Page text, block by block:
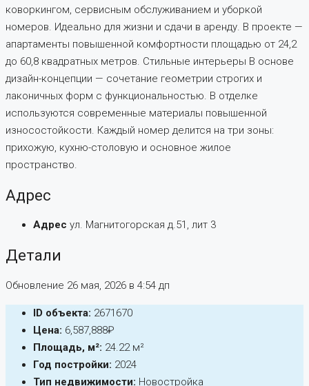
коворкингом, сервисным обслуживанием и уборкой
номеров. Идеально для жизни и сдачи в аренду. В проекте —
апартаменты повышенной комфортности площадью от 24,2
до 60,8 квадратных метров. Стильные интерьеры В основе
дизайн-концепции — сочетание геометрии строгих и
лаконичных форм с функциональностью. В отделке
используются современные материалы повышенной
износостойкости. Каждый номер делится на три зоны:
прихожую, кухню-столовую и основное жилое
пространство.
Адрес
Адрес ул. Магнитогорская д.51, лит 3
Детали
Обновление 26 мая, 2026 в 4:54 дп
ID объекта: 2671670
Цена: 6,587,888₽
Площадь, м²: 24.22 м²
Год постройки: 2024
Тип недвижимости: Новостройка